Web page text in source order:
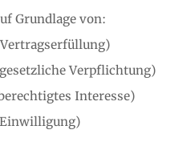
Grundlage von:
Verpflichtung)
Interesse)